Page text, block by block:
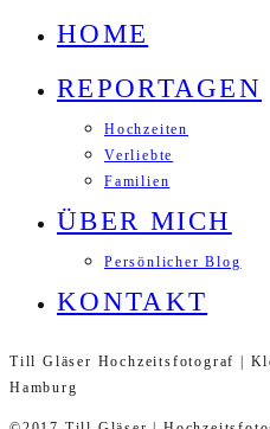
HOME
REPORTAGEN
Hochzeiten
Verliebte
Familien
ÜBER MICH
Persönlicher Blog
KONTAKT
Till Gläser Hochzeitsfotograf |
Hamburg